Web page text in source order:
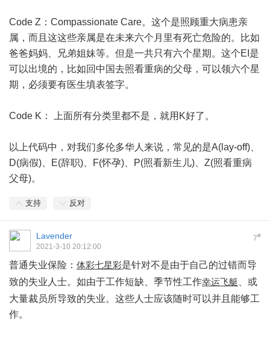
Code Z：Compassionate Care。这个是照顾重大病患亲
属，而且这这些亲属是在未来六个月里有死亡危险的。比如
爸爸妈妈、兄弟姐妹等。但是一共只有六个星期。这个EI是
可以出境的，比如回中国去照看重病的父母，可以领六个星
期，必须要有医生填表签字。
Code K： 上面所有分类里都不是，就用K好了。
以上代码中，对我们多伦多华人来说，常见的是A(lay-off)、
D(病假)、E(辞职)、F(怀孕)、P(照看新生儿)、Z(照看重病
父母)。
支持 反对
7#
Lavender
2021-3-10 20:12:00
普通失业保险： 体彩七星彩是针对不是由于自己的过错而导
致的失业人士。如由于工作短缺、季节性工作幸运飞艇 、或
大量裁员所导致的失业。这些人士应该随时可以并且能够工
作。